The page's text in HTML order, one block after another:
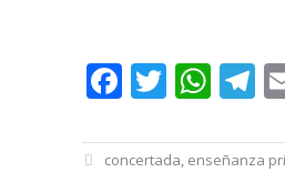
Facebook
Twitter
concertada, enseñanza